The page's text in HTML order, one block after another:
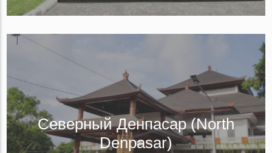
Северный Денпасар (North
Denpasar)